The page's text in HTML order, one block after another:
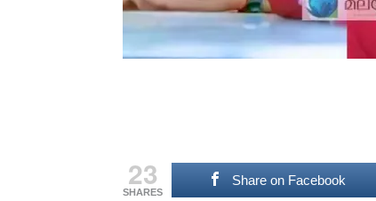
23
SHARES
Share on Facebook